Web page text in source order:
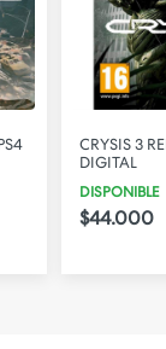
CRYSIS 3
DIGITAL
DISPONIBLE
$44.000